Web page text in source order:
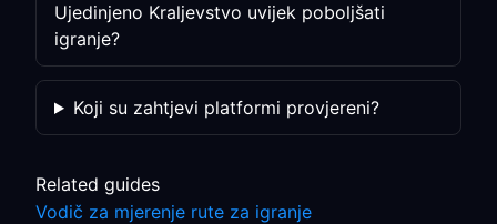
Ujedinjeno Kraljevstvo uvijek poboljšati
igranje?
Koji su zahtjevi platformi provjereni?
Related guides
Vodič za mjerenje rute za igranje